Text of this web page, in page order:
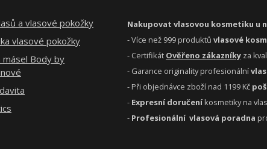
a vlasové pokožky
vlasové pokožky
másel Body by
Nakupovat vlasovou kosmetiku u
- Více než 999 produktů vlasové
- Certifikát Ověřeno zákazníky za
- Garance originality profesionální
- Při objednávce zboží nad 1199 Kč
- Expresní doručeníkosmetiky na
- Profesionální vlasová poradna